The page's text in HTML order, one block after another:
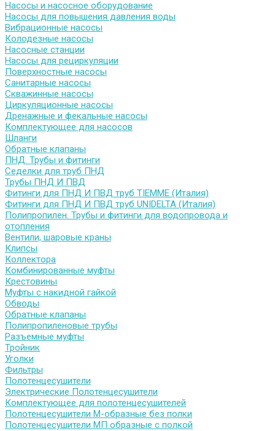
Насосы и насосное оборудование
Насосы для повышения давления воды
Вибрационные насосы
Колодезные насосы
Насосные станции
Насосы для рециркуляции
Поверхностные насосы
Санитарные насосы
Скважинные насосы
Циркуляционные насосы
Дренажные и фекальные насосы
Комплектующее для насосов
Шланги
Обратные клапаны
ПНД. Трубы и фитинги
Седелки для труб ПНД
Трубы ПНД И ПВД
Фитинги для ПНД И ПВД труб TIEMME (Италия)
Фитинги для ПНД И ПВД труб UNIDELTA (Италия)
Полипропилен. Трубы и фитинги для водопровода и
отопления
Вентили, шаровые краны
Клипсы
Коллектора
Комбинированные муфты
Крестовины
Муфты с накидной гайкой
Обводы
Обратные клапаны
Полипропиленовые трубы
Разъемные муфты
Тройник
Уголки
Фильтры
Полотенцесушители
Электрические Полотенцесушители
Комплектующее для полотенцесушителей
Полотенцесушители М-образные без полки
Полотенцесушители МП образные с полкой